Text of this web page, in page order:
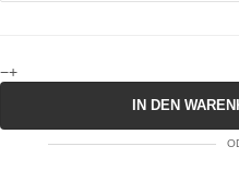
−+
IN DEN